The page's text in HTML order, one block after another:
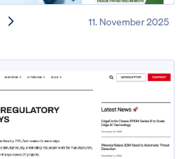
11. November 2025